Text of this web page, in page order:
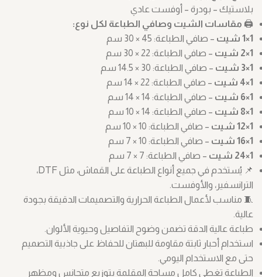
بلاستيك – بودرة – أوفست عادي
🖨️ مقاسات الشيت وصافي الطباعة لكل نوع:
1×1 شيت
– صافي الطباعة: ‎30 × 45 سم
1×2 شيت
– صافي الطباعة: ‎30 × 22 سم
1×3 شيت
– صافي الطباعة: ‎14.5 × 30 سم
1×4 شيت
– صافي الطباعة: ‎14 × 22 سم
1×6 شيت
– صافي الطباعة: ‎14 × 14 سم
1×8 شيت
– صافي الطباعة: ‎10 × 14 سم
1×12 شيت
– صافي الطباعة: ‎10 × 10 سم
1×16 شيت
– صافي الطباعة: ‎7 × 10 سم
1×24 شيت
– صافي الطباعة: ‎7 × 7 سم
📌 يُستخدم في جميع أنواع الطباعة على القماش، مثل DTF،
الترانسفير، والأوفست.
🧵 مناسب لأعمال الطباعة الحرارية والتصميمات الدقيقة بجودة
عالية.
طباعة عالية الدقة تضمن وضوح التفاصيل وحيوية الألوان.
استخدام أحبار ثابتة مقاومة للبهتان للحفاظ على جاذبية التصميم
حتى مع الاستخدام اليومي.
الطباعة تغطي كامل مساحة المقلمة بتوزيع متجانس ومظهر